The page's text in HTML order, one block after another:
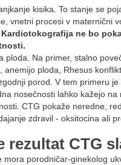
kisika. To stanje se
vnetni procesi v maternični
Kardiotokografija ne bo
ploda. Na primer, stalno
anemijo ploda, Rhesus
porod. V tem primeru
nosečnosti lahko kažejo
CTG pokaže neredne,
zdravil - oksitocina ali
rezultat CTG
porodničar-ginekolog